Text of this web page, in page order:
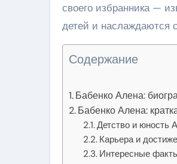
своего избранника —
детей и наслаждаются
Содержание
Бабенко Алена:
Бабенко Алена:
Детство и юность
Карьера и
Интересные